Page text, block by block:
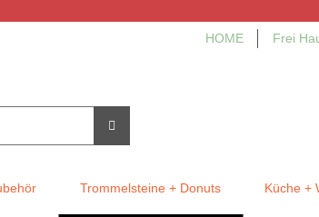
HOME Frei
Trommelsteine + Donuts Küche +